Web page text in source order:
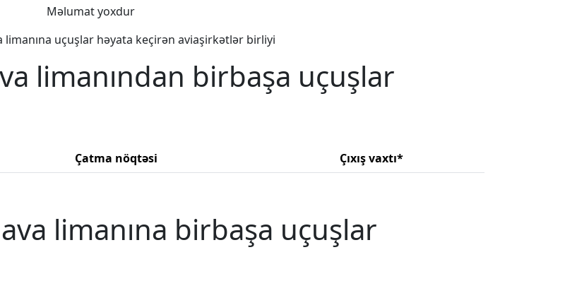
Məlumat yoxdur
limanına uçuşlar həyata keçirən aviaşirkətlər birliyi
limanından birbaşa uçuşlar
Çatma nöqtəsi Çıxış vaxtı*
limanına birbaşa uçuşlar